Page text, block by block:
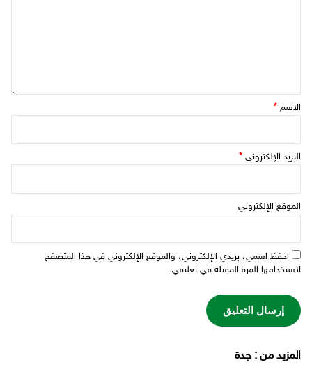
الاسم *
البريد الإلكتروني *
الموقع الإلكتروني
احفظ اسمي، بريدي الإلكتروني، والموقع الإلكتروني في هذا المتصفح
لاستخدامها المرة المقبلة في تعليقي.
‫المزيد من ‬: جدة